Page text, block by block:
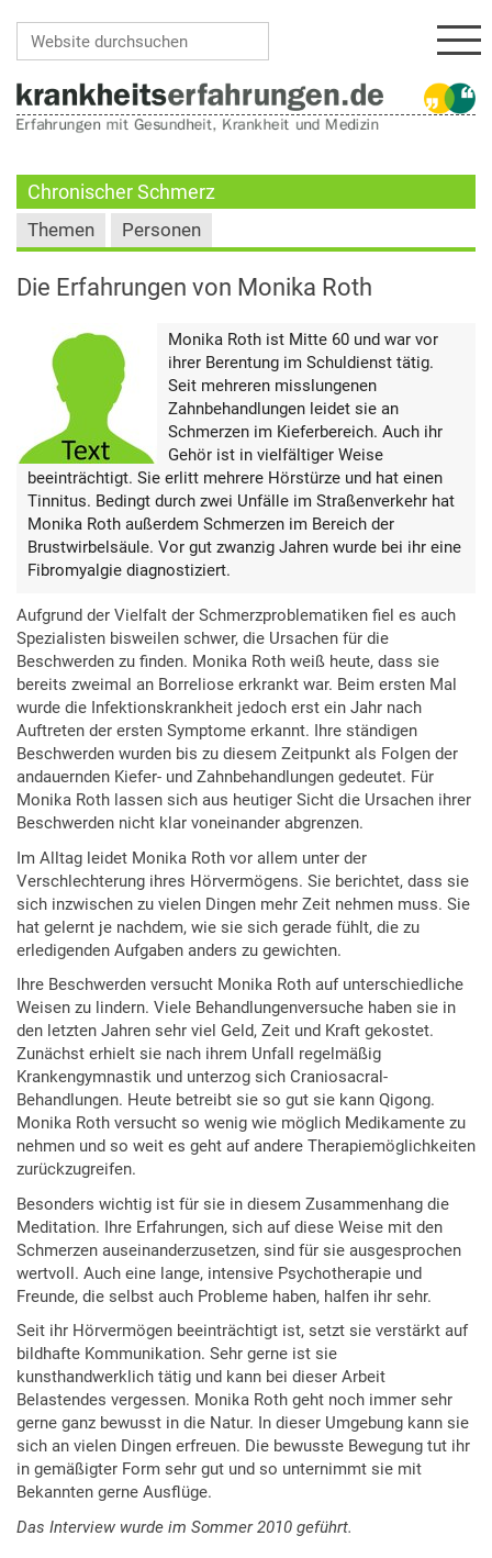
Chronischer Schmerz
Themen Personen
Die Erfahrungen von Monika Roth
Monika Roth ist Mitte 60 und war vor
ihrer Berentung im Schuldienst tätig.
Seit mehreren misslungenen
Zahnbehandlungen leidet sie an
Schmerzen im Kieferbereich. Auch ihr
Gehör ist in vielfältiger Weise
beeinträchtigt. Sie erlitt mehrere Hörstürze und hat einen
Tinnitus. Bedingt durch zwei Unfälle im Straßenverkehr hat
Monika Roth außerdem Schmerzen im Bereich der
Brustwirbelsäule. Vor gut zwanzig Jahren wurde bei ihr eine
Fibromyalgie diagnostiziert.
Aufgrund der Vielfalt der Schmerzproblematiken fiel es auch
Spezialisten bisweilen schwer, die Ursachen für die
Beschwerden zu finden. Monika Roth weiß heute, dass sie
bereits zweimal an Borreliose erkrankt war. Beim ersten Mal
wurde die Infektionskrankheit jedoch erst ein Jahr nach
Auftreten der ersten Symptome erkannt. Ihre ständigen
Beschwerden wurden bis zu diesem Zeitpunkt als Folgen der
andauernden Kiefer- und Zahnbehandlungen gedeutet. Für
Monika Roth lassen sich aus heutiger Sicht die Ursachen ihrer
Beschwerden nicht klar voneinander abgrenzen.
Im Alltag leidet Monika Roth vor allem unter der
Verschlechterung ihres Hörvermögens. Sie berichtet, dass sie
sich inzwischen zu vielen Dingen mehr Zeit nehmen muss. Sie
hat gelernt je nachdem, wie sie sich gerade fühlt, die zu
erledigenden Aufgaben anders zu gewichten.
Ihre Beschwerden versucht Monika Roth auf unterschiedliche
Weisen zu lindern. Viele Behandlungenversuche haben sie in
den letzten Jahren sehr viel Geld, Zeit und Kraft gekostet.
Zunächst erhielt sie nach ihrem Unfall regelmäßig
Krankengymnastik und unterzog sich Craniosacral-
Behandlungen. Heute betreibt sie so gut sie kann Qigong.
Monika Roth versucht so wenig wie möglich Medikamente zu
nehmen und so weit es geht auf andere Therapiemöglichkeiten
zurückzugreifen.
Besonders wichtig ist für sie in diesem Zusammenhang die
Meditation. Ihre Erfahrungen, sich auf diese Weise mit den
Schmerzen auseinanderzusetzen, sind für sie ausgesprochen
wertvoll. Auch eine lange, intensive Psychotherapie und
Freunde, die selbst auch Probleme haben, halfen ihr sehr.
Seit ihr Hörvermögen beeinträchtigt ist, setzt sie verstärkt auf
bildhafte Kommunikation. Sehr gerne ist sie
kunsthandwerklich tätig und kann bei dieser Arbeit
Belastendes vergessen. Monika Roth geht noch immer sehr
gerne ganz bewusst in die Natur. In dieser Umgebung kann sie
sich an vielen Dingen erfreuen. Die bewusste Bewegung tut ihr
in gemäßigter Form sehr gut und so unternimmt sie mit
Bekannten gerne Ausflüge.
Das Interview wurde im Sommer 2010 geführt.